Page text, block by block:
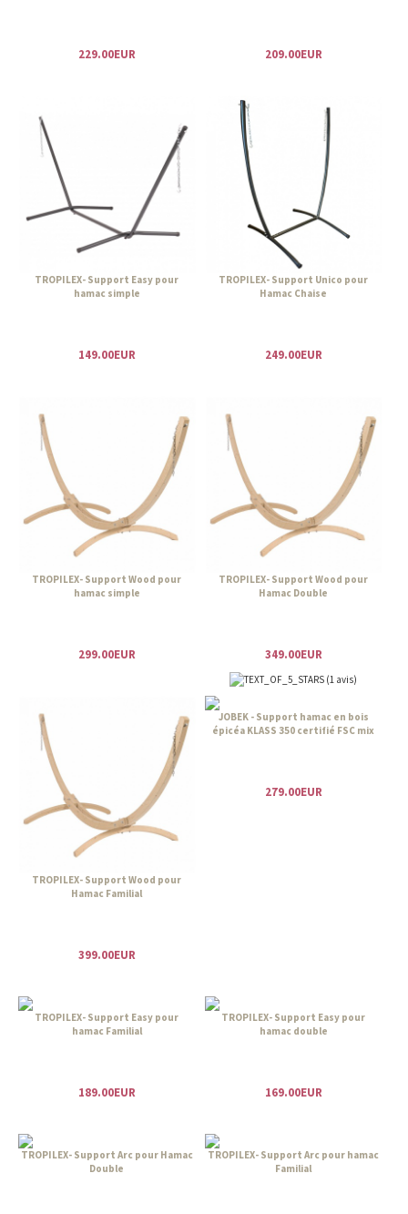
229.00EUR 209.00EUR
TROPILEX- Support Easy pour
hamac simple
149.00EUR
TROPILEX- Support Unico pour
Hamac Chaise
249.00EUR
TROPILEX- Support Wood pour
hamac simple
299.00EUR
TROPILEX- Support Wood pour
Hamac Double
349.00EUR
(1 avis)
TROPILEX- Support Wood pour
Hamac Familial
399.00EUR
JOBEK - Support hamac en bois
épicéa KLASS 350 certifié FSC mix
279.00EUR
TROPILEX- Support Easy pour
hamac Familial
189.00EUR
TROPILEX- Support Easy pour
hamac double
169.00EUR
TROPILEX- Support Arc pour Hamac
Double
TROPILEX- Support Arc pour hamac
Familial